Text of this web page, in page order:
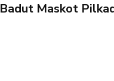
Badut Maskot